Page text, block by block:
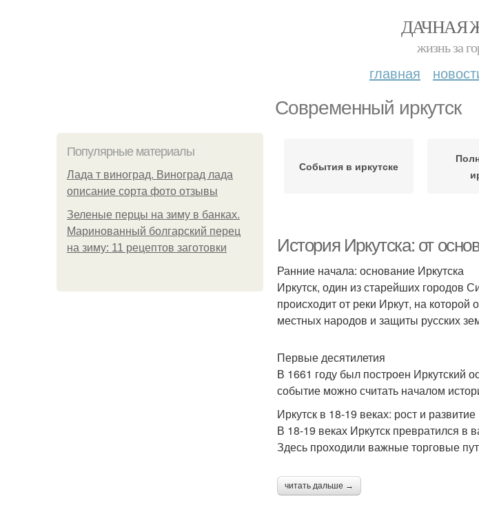
ДАЧНАЯ
жизнь за
главная
Современный иркутск
Популярные материалы
Лада т виноград. Виноград лада
описание сорта фото отзывы
Зеленые перцы на зиму в банках.
Маринованный болгарский перец
на зиму: 11 рецептов заготовки
События в иркутске
История Иркутска: от
Ранние начала: основание Иркутска
Иркутск, один из старейших городов
происходит от реки Иркут, на
местных народов и защиты русских
Первые десятилетия
В 1661 году был построен Иркутский
событие можно считать началом
Иркутск в 18-19 веках: рост и развитие
В 18-19 веках Иркутск превратился в
Здесь проходили важные торговые
читать дальше →